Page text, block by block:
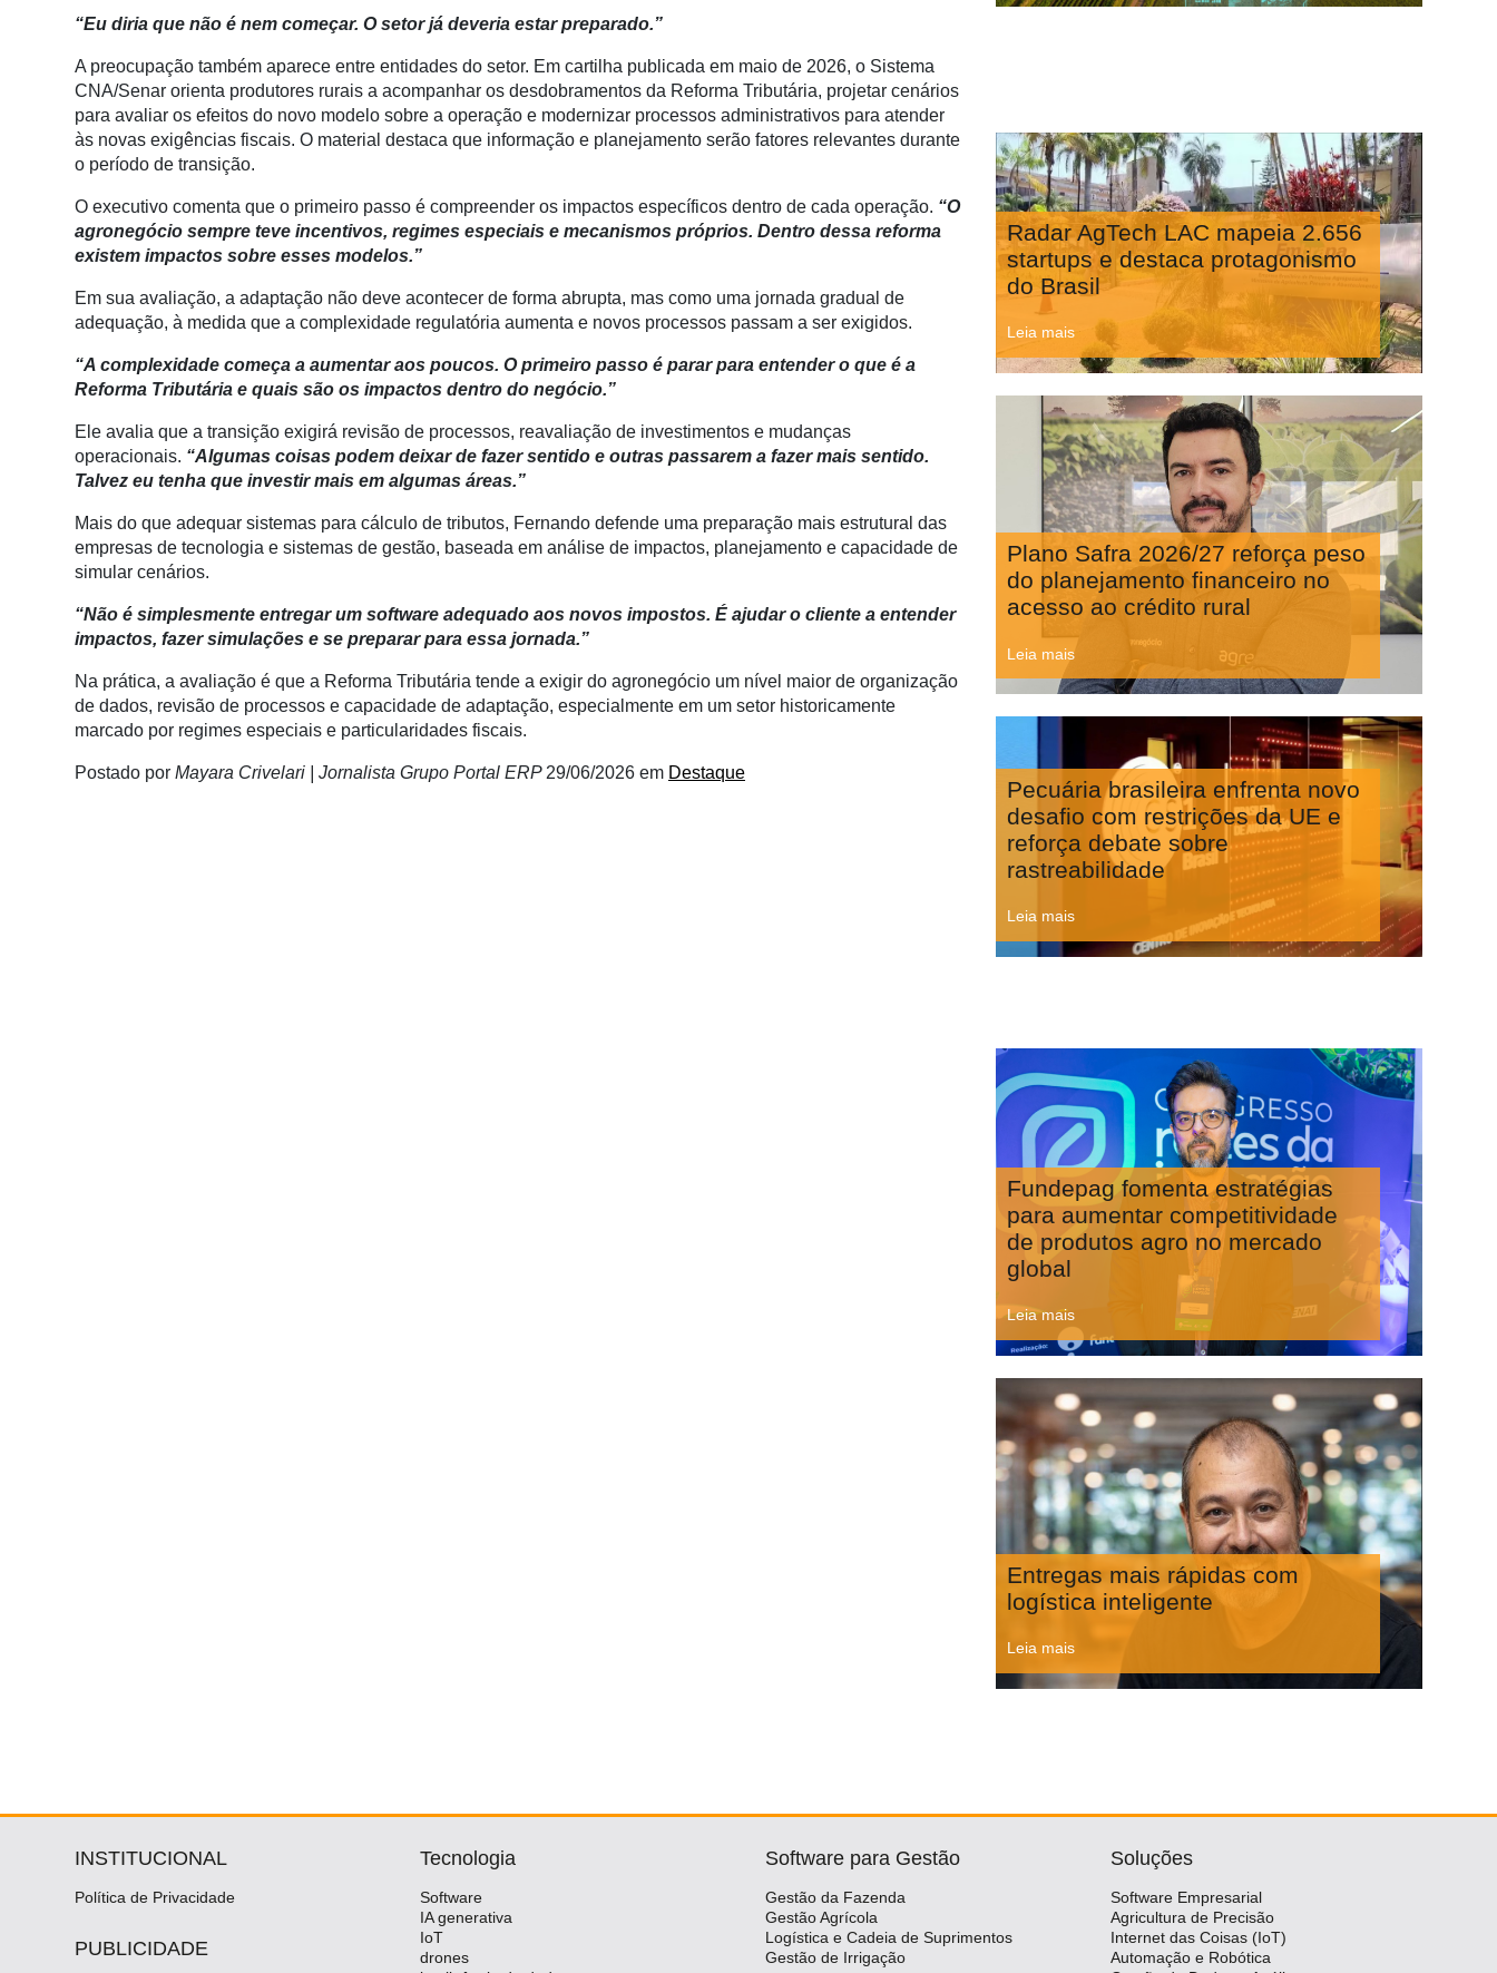
Commerce
Agricultura
Software
Empresarial
Tecnologia
Recursos
Membros
Liberali
Netrin
Néctar
Agro
Consulting
“Eu diria que não é nem começar. O setor já deveria estar preparado.”
A preocupação também aparece entre entidades do setor. Em cartilha publicada em maio de 2026, o Sistema
CNA/Senar orienta produtores rurais a acompanhar os desdobramentos da Reforma Tributária, projetar cenários
para avaliar os efeitos do novo modelo sobre a operação e modernizar processos administrativos para atender
às novas exigências fiscais. O material destaca que informação e planejamento serão fatores relevantes durante
o período de transição.
O executivo comenta que o primeiro passo é compreender os impactos específicos dentro de cada operação. “O
agronegócio sempre teve incentivos, regimes especiais e mecanismos próprios. Dentro dessa reforma
existem impactos sobre esses modelos.”
Em sua avaliação, a adaptação não deve acontecer de forma abrupta, mas como uma jornada gradual de
adequação, à medida que a complexidade regulatória aumenta e novos processos passam a ser exigidos.
“A complexidade começa a aumentar aos poucos. O primeiro passo é parar para entender o que é a
Reforma Tributária e quais são os impactos dentro do negócio.”
Ele avalia que a transição exigirá revisão de processos, reavaliação de investimentos e mudanças
operacionais. “Algumas coisas podem deixar de fazer sentido e outras passarem a fazer mais sentido.
Talvez eu tenha que investir mais em algumas áreas.”
Mais do que adequar sistemas para cálculo de tributos, Fernando defende uma preparação mais estrutural das
empresas de tecnologia e sistemas de gestão, baseada em análise de impactos, planejamento e capacidade de
simular cenários.
“Não é simplesmente entregar um software adequado aos novos impostos. É ajudar o cliente a entender
impactos, fazer simulações e se preparar para essa jornada.”
Na prática, a avaliação é que a Reforma Tributária tende a exigir do agronegócio um nível maior de organização
de dados, revisão de processos e capacidade de adaptação, especialmente em um setor historicamente
marcado por regimes especiais e particularidades fiscais.
Postado por Mayara Crivelari | Jornalista Grupo Portal ERP 29/06/2026 em Destaque
Radar AgTech LAC mapeia 2.656
startups e destaca protagonismo
do Brasil
Leia mais
Plano Safra 2026/27 reforça peso
do planejamento financeiro no
acesso ao crédito rural
Leia mais
Pecuária brasileira enfrenta novo
desafio com restrições da UE e
reforça debate sobre
rastreabilidade
Leia mais
Fundepag fomenta estratégias
para aumentar competitividade
de produtos agro no mercado
global
Leia mais
Entregas mais rápidas com
logística inteligente
Leia mais
INSTITUCIONAL
Política de Privacidade
PUBLICIDADE
Tecnologia
Software
IA generativa
IoT
drones
Software para Gestão
Gestão da Fazenda
Gestão Agrícola
Logística e Cadeia de Suprimentos
Gestão de Irrigação
Soluções
Software Empresarial
Agricultura de Precisão
Internet das Coisas (IoT)
Automação e Robótica